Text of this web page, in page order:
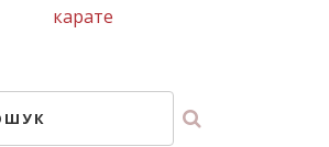
карате